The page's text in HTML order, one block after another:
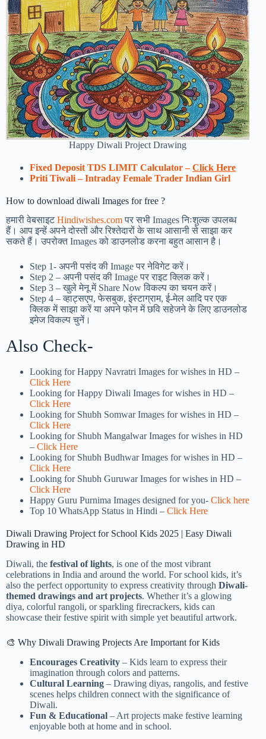
Happy Diwali Project Drawing
Fixed Deposit TDS LIMIT Calculator –Click Here
Priti Tiwali – Intraday Female Trader Indian Girl
How to download diwali Images for free ?
हमारी वेबसाइटHindiwishes.comपर सभी Images निःशुल्क उपलब्ध
हैं। आप इन्हें अपने दोस्तों और रिश्तेदारों के साथ आसानी से साझा कर
सकते हैं। उपरोक्त Images को डाउनलोड करना बहुत आसान है।
Step 1- अपनी पसंद की Image पर नेविगेट करें।
Step 2 – अपनी पसंद की Image पर राइट क्लिक करें।
Step 3 – खुले मेनू में Share Now विकल्प का चयन करें।
Step 4 – व्हाट्सएप, फेसबुक, इंस्टाग्राम, ई-मेल आदि पर एक
क्लिक में साझा करें या अपने फोन में छवि सहेजने के लिए डाउनलोड
इमेज विकल्प चुनें।
Also Check-
Looking for Happy Navratri Images for wishes in HD –
Click Here
Looking for Happy Diwali Images for wishes in HD –
Click Here
Looking for Shubh Somwar Images for wishes in HD –
Click Here
Looking for Shubh Mangalwar Images for wishes in HD
– Click Here
Looking for Shubh Budhwar Images for wishes in HD –
Click Here
Looking for Shubh Guruwar Images for wishes in HD –
Click Here
Happy Guru Purnima Images designed for you- Click here
Top 10 WhatsApp Status in Hindi – Click Here
Diwali Drawing Project for School Kids 2025 | Easy Diwali
Drawing in HD
Diwali, the festival of lights, is one of the most vibrant
celebrations in India and around the world. For school kids, it’s
also the perfect opportunity to express creativity through Diwali-
themed drawings and art projects. Whether it’s a glowing
diya, colorful rangoli, or sparkling firecrackers, kids can
showcase their festive spirit with simple yet beautiful artwork.
🎨 Why Diwali Drawing Projects Are Important for Kids
Encourages Creativity – Kids learn to express their
imagination through colors and patterns.
Cultural Learning – Drawing diyas, rangolis, and festive
scenes helps children connect with the significance of
Diwali.
Fun & Educational – Art projects make festive learning
enjoyable both at home and in school.